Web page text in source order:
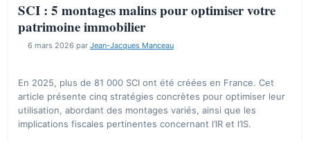
SCI : 5 montages malins pour optimiser votre
patrimoine immobilier
6 mars 2026 par Jean-Jacques Manceau
En 2025, plus de 81 000 SCI ont été créées en France. Cet
article présente cinq stratégies concrètes pour optimiser leur
utilisation, abordant des montages variés, ainsi que les
implications fiscales pertinentes concernant l’IR et l’IS.